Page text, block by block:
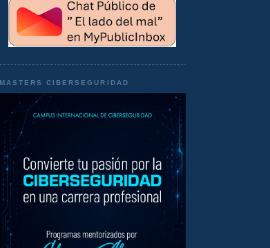
MASTERS CIBERSEGURIDAD